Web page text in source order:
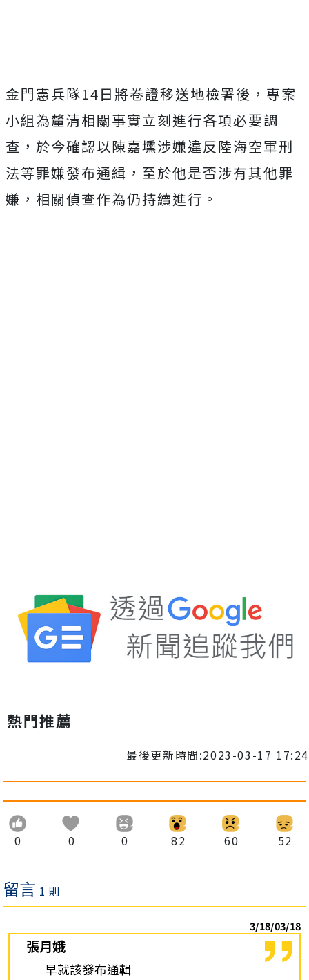
金門憲兵隊14日將卷證移送地檢署後，專案
小組為釐清相關事實立刻進行各項必要調
查，於今確認以陳嘉壎涉嫌違反陸海空軍刑
法等罪嫌發布通緝，至於他是否涉有其他罪
嫌，相關偵查作為仍持續進行。
熱門推薦
最後更新時間:2023-03-17 17:24
0 0 0 82 60 52